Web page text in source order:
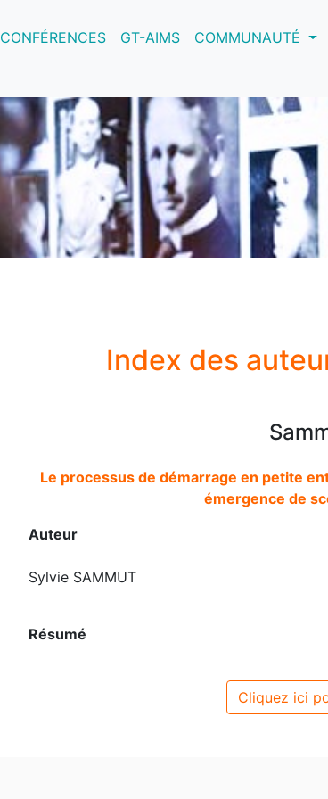
CONFÉRENCES GT-AIMS COMMUNAUTÉ
Index des
Le processus de démarrage en petite
émergence de
Auteur
Sylvie SAMMUT
Résumé
Cliquez ici